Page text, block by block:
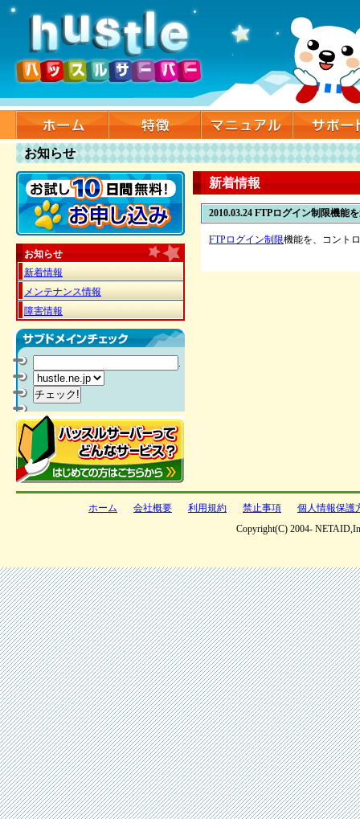
お知らせ
お知らせ
新着情報
メンテナンス情報
障害情報
.
新着情報
2010.03.24 FTPログイン制限機能
FTPログイン制限機能を、コント
ホーム 会社概要 利用規約 禁止事項
個人情報保護
Copyright(C) 2004-